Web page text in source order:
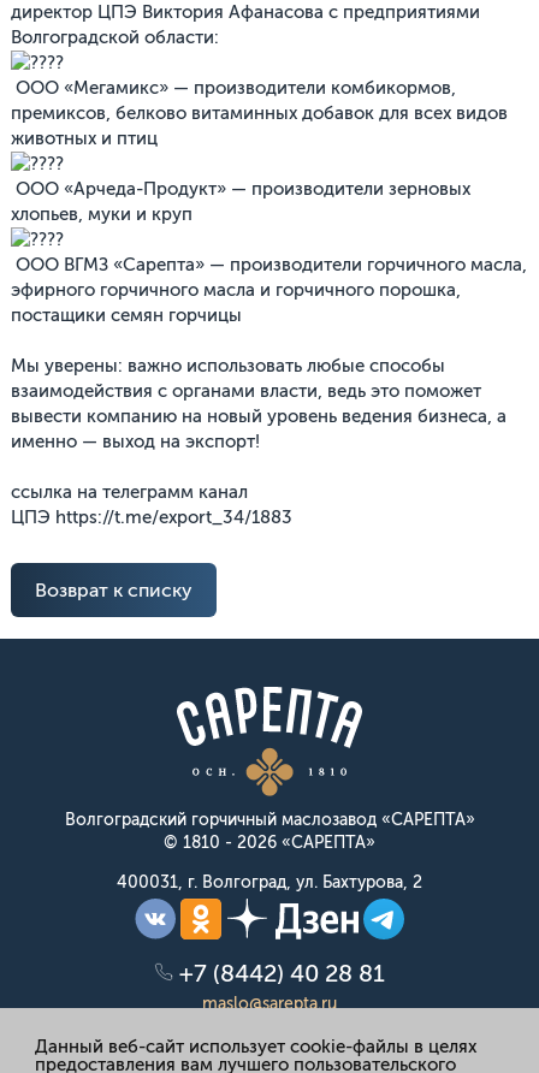
директор ЦПЭ Виктория Афанасова с предприятиями
Волгоградской области:
ООО «Мегамикс» — производители комбикормов,
премиксов, белково витаминных добавок для всех видов
животных и птиц
ООО «Арчеда-Продукт» — производители зерновых
хлопьев, муки и круп
ООО ВГМЗ «Сарепта» — производители горчичного масла,
эфирного горчичного масла и горчичного порошка,
постащики семян горчицы
Мы уверены: важно использовать любые способы
взаимодействия с органами власти, ведь это поможет
вывести компанию на новый уровень ведения бизнеса, а
именно — выход на экспорт!
ссылка на телеграмм канал
ЦПЭ https://t.me/export_34/1883
Возврат к списку
Волгоградский горчичный маслозавод «САРЕПТА»
© 1810 - 2026 «САРЕПТА»
400031, г. Волгоград, ул. Бахтурова, 2
+7 (8442) 40 28 81
maslo@sarepta.ru
Данный веб-сайт использует cookie-файлы в целях
предоставления вам лучшего пользовательского